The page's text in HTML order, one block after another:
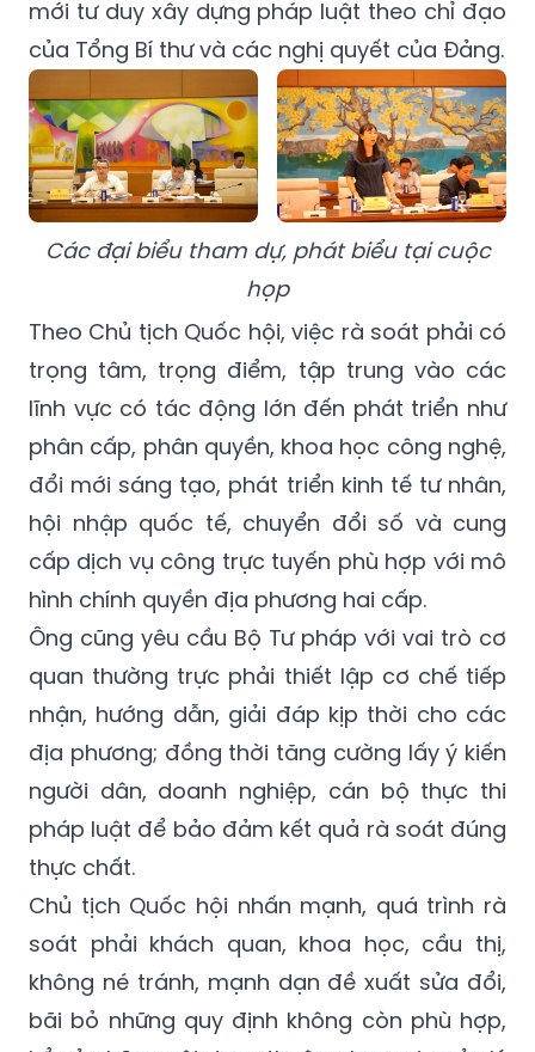
Các đại biểu tham dự, phát biểu tại cuộc
họp
Theo Chủ tịch Quốc hội, việc rà soát phải có
trọng tâm, trọng điểm, tập trung vào các
lĩnh vực có tác động lớn đến phát triển như
phân cấp, phân quyền, khoa học công nghệ,
đổi mới sáng tạo, phát triển kinh tế tư nhân,
hội nhập quốc tế, chuyển đổi số và cung
cấp dịch vụ công trực tuyến phù hợp với mô
hình chính quyền địa phương hai cấp.
Ông cũng yêu cầu Bộ Tư pháp với vai trò cơ
quan thường trực phải thiết lập cơ chế tiếp
nhận, hướng dẫn, giải đáp kịp thời cho các
địa phương; đồng thời tăng cường lấy ý kiến
người dân, doanh nghiệp, cán bộ thực thi
pháp luật để bảo đảm kết quả rà soát đúng
thực chất.
Chủ tịch Quốc hội nhấn mạnh, quá trình rà
soát phải khách quan, khoa học, cầu thị,
không né tránh, mạnh dạn đề xuất sửa đổi,
bãi bỏ những quy định không còn phù hợp,
kể cả những nội dung thuộc phạm vi quản lý
của chính cơ quan mình. Các kiến nghị phải